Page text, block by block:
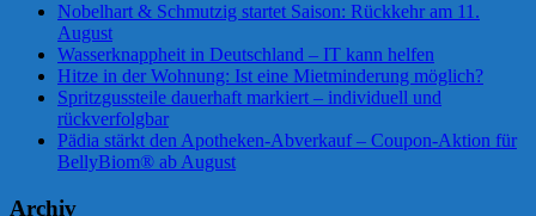
Nobelhart & Schmutzig startet Saison: Rückkehr am 11.
August
Wasserknappheit in Deutschland – IT kann helfen
Hitze in der Wohnung: Ist eine Mietminderung möglich?
Spritzgussteile dauerhaft markiert – individuell und
rückverfolgbar
Pädia stärkt den Apotheken-Abverkauf – Coupon-Aktion für
BellyBiom® ab August
Archiv